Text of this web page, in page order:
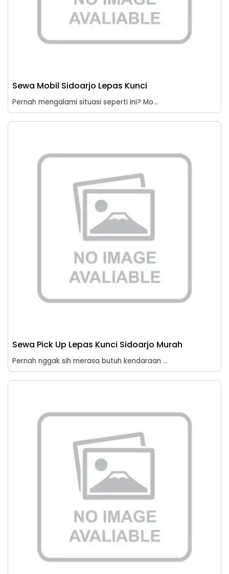
Sewa Mobil Sidoarjo Lepas Kunci
Pernah mengalami situasi seperti ini? Mo...
Sewa Pick Up Lepas Kunci Sidoarjo Murah
Pernah nggak sih merasa butuh kendaraan ...